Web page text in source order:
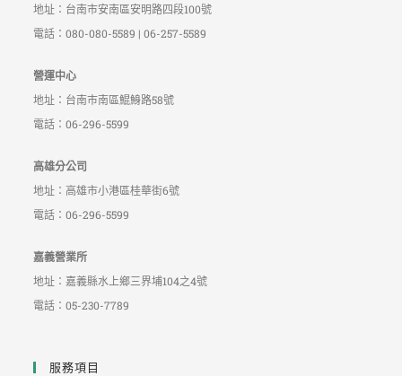
地址：台南市安南區安明路四段100號
電話：080-080-5589 | 06-257-5589
營運中心
地址：台南市南區鯤鯓路58號
電話：06-296-5599
高雄分公司
地址：高雄市小港區桂華街6號
電話：06-296-5599
嘉義營業所
地址：嘉義縣水上鄉三界埔104之4號
電話：05-230-7789
服務項目